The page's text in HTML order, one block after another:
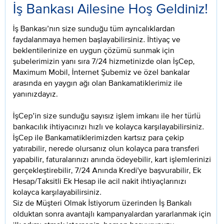
İş Bankası Ailesine Hoş Geldiniz!
İş Bankası’nın size sunduğu tüm ayrıcalıklardan
faydalanmaya hemen başlayabilirsiniz. İhtiyaç ve
beklentilerinize en uygun çözümü sunmak için
şubelerimizin yanı sıra 7/24 hizmetinizde olan İşCep,
Maximum Mobil, İnternet Şubemiz ve özel bankalar
arasında en yaygın ağı olan Bankamatiklerimiz ile
yanınızdayız.
İşCep’in size sunduğu sayısız işlem imkanı ile her türlü
bankacılık ihtiyacınızı hızlı ve kolayca karşılayabilirsiniz.
İşCep ile Bankamatiklerimizden kartsız para çekip
yatırabilir, nerede olursanız olun kolayca para transferi
yapabilir, faturalarınızı anında ödeyebilir, kart işlemlerinizi
gerçekleştirebilir, 7/24 Anında Kredi'ye başvurabilir, Ek
Hesap/Taksitli Ek Hesap ile acil nakit ihtiyaçlarınızı
kolayca karşılayabilirsiniz.
Siz de Müşteri Olmak İstiyorum üzerinden İş Bankalı
olduktan sonra avantajlı kampanyalardan yararlanmak için